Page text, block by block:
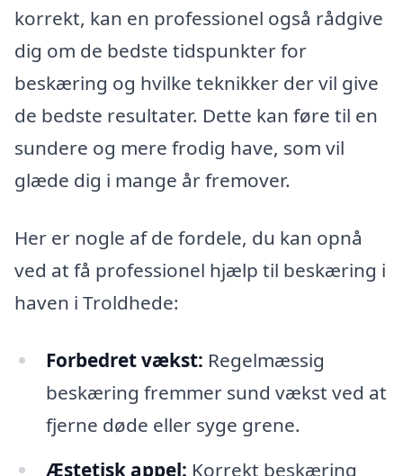
korrekt, kan en professionel også rådgive
dig om de bedste tidspunkter for
beskæring og hvilke teknikker der vil give
de bedste resultater. Dette kan føre til en
sundere og mere frodig have, som vil
glæde dig i mange år fremover.
Her er nogle af de fordele, du kan opnå
ved at få professionel hjælp til beskæring i
haven i Troldhede:
Forbedret vækst: Regelmæssig
beskæring fremmer sund vækst ved at
fjerne døde eller syge grene.
Æstetisk appel: Korrekt beskæring